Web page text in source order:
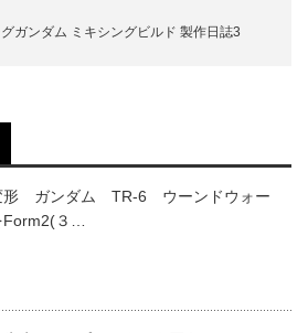
ガンダム ミキシングビルド 製作日誌3
形 ガンダム TR-6 ウーンドウォー
３…